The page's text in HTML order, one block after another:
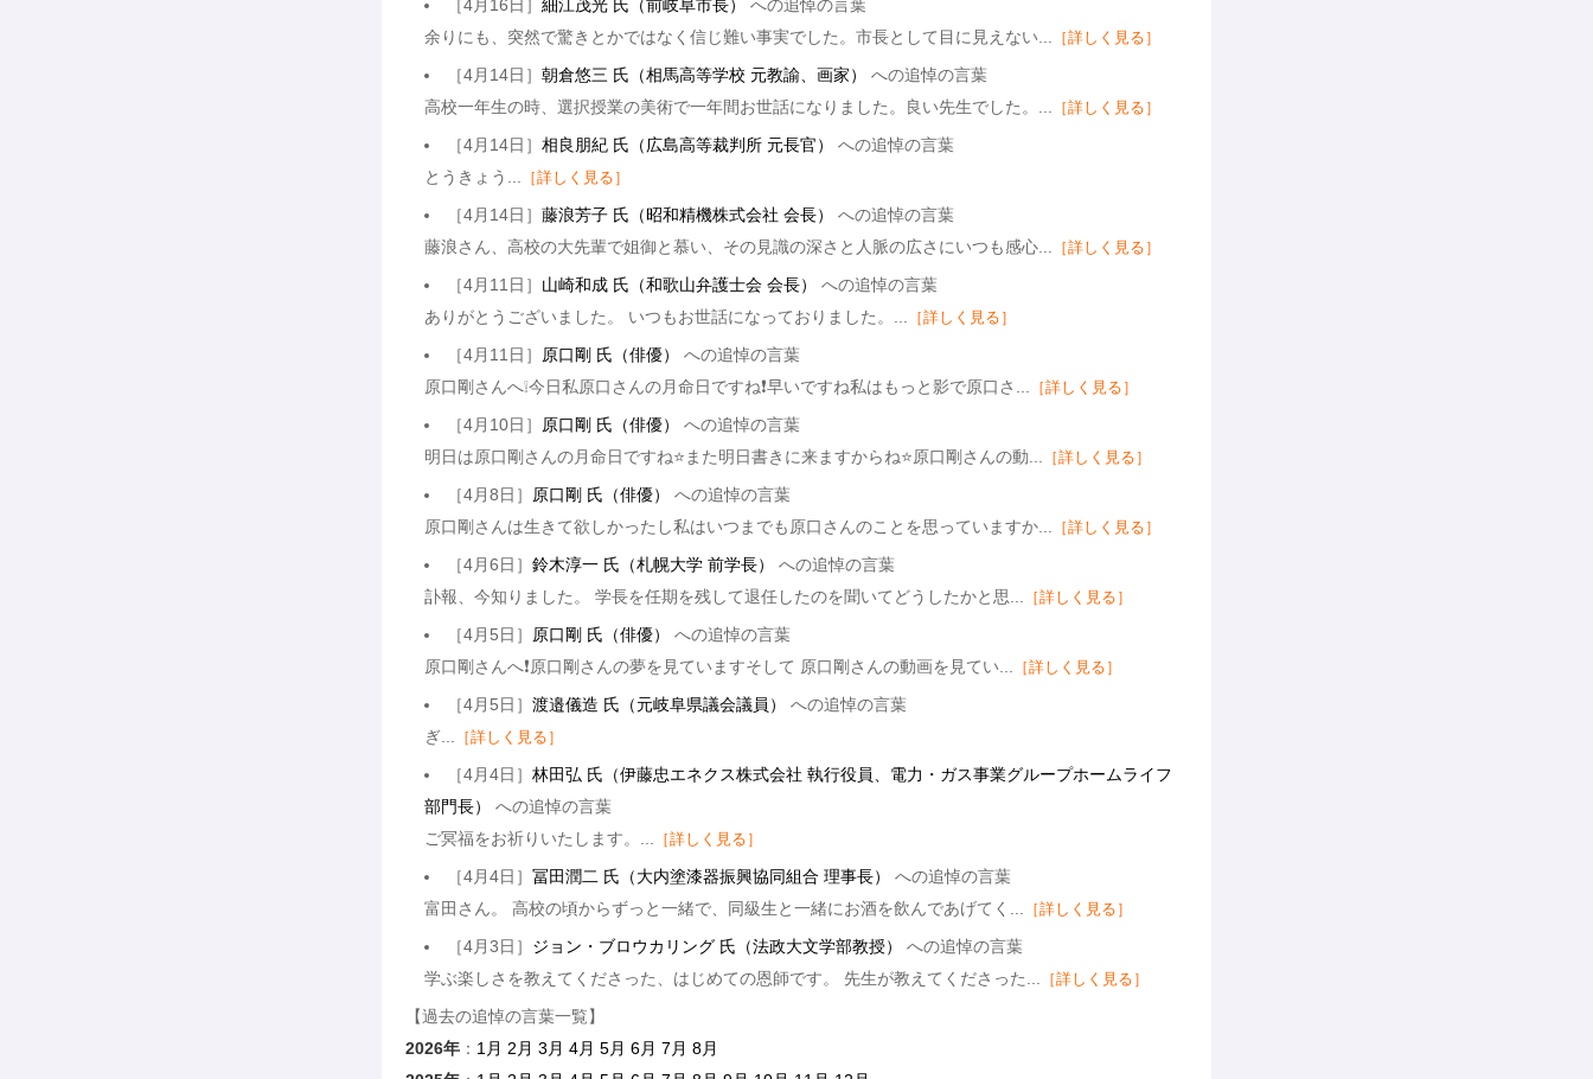
［4月16日］細江茂光 氏（前岐阜市長）
への追悼の言葉
余りにも、突然で驚きとかではなく信じ難い事実でした。市長として目に見えない...
［詳しく見る］
［4月14日］朝倉悠三 氏（相馬高等学校 元教諭、画家）
への追悼の言葉
高校一年生の時、選択授業の美術で一年間お世話になりました。良い先生でした。...
［詳しく見る］
［4月14日］相良朋紀 氏（広島高等裁判所 元長官）
への追悼の言葉
とうきょう...
［詳しく見る］
［4月14日］藤浪芳子 氏（昭和精機株式会社 会長）
への追悼の言葉
藤浪さん、高校の大先輩で姐御と慕い、その見識の深さと人脈の広さにいつも感心...
［詳しく見る］
［4月11日］ 山崎和成 氏（和歌山弁護士会 会長）
への追悼の言葉
ありがとうございました。 いつもお世話になっておりました。...
［詳しく見る］
［4月11日］ 原口剛 氏（俳優）
への追悼の言葉
原口剛さんへ❕今日私原口さんの月命日ですね❗早いですね私はもっと影で原口さ...
［詳しく見る］
［4月10日］ 原口剛 氏（俳優）
への追悼の言葉
明日は原口剛さんの月命日ですね⭐また明日書きに来ますからね⭐原口剛さんの動...
［詳しく見る］
［4月8日］ 原口剛 氏（俳優）
への追悼の言葉
原口剛さんは生きて欲しかったし私はいつまでも原口さんのことを思っていますか...
［詳しく見る］
［4月6日］鈴木淳一 氏（札幌大学 前学長）
への追悼の言葉
訃報、今知りました。 学長を任期を残して退任したのを聞いてどうしたかと思...
［詳しく見る］
［4月5日］ 原口剛 氏（俳優）
への追悼の言葉
原口剛さんへ❗原口剛さんの夢を見ていますそして 原口剛さんの動画を見てい...
［詳しく見る］
［4月5日］渡邉儀造 氏（元岐阜県議会議員）
への追悼の言葉
ぎ...
［詳しく見る］
［4月4日］林田弘 氏（伊藤忠エネクス株式会社 執行役員、電力・ガス事業グループホームライフ
部門長）
への追悼の言葉
ご冥福をお祈りいたします。...
［詳しく見る］
［4月4日］冨田潤二 氏（大内塗漆器振興協同組合 理事長）
への追悼の言葉
富田さん。 高校の頃からずっと一緒で、同級生と一緒にお酒を飲んであげてく...
［詳しく見る］
［4月3日］ ジョン・ブロウカリング 氏（法政大文学部教授）
への追悼の言葉
学ぶ楽しさを教えてくださった、はじめての恩師です。 先生が教えてくださった...
［詳しく見る］
【過去の追悼の言葉一覧】
2026年 ： 1月 2月 3月 4月 5月 6月 7月 8月